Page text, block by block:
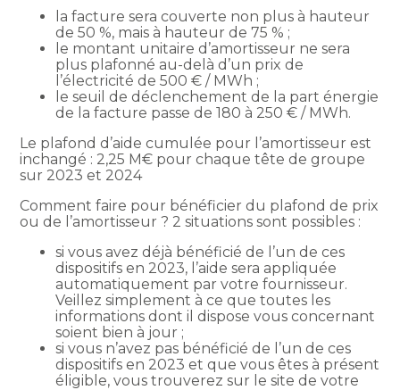
la facture sera couverte non plus à hauteur
de 50 %, mais à hauteur de 75 % ;
le montant unitaire d’amortisseur ne sera
plus plafonné au-delà d’un prix de
l’électricité de 500 € / MWh ;
le seuil de déclenchement de la part énergie
de la facture passe de 180 à 250 € / MWh.
Le plafond d’aide cumulée pour l’amortisseur est
inchangé : 2,25 M€ pour chaque tête de groupe
sur 2023 et 2024
Comment faire pour bénéficier du plafond de prix
ou de l’amortisseur ? 2 situations sont possibles :
si vous avez déjà bénéficié de l’un de ces
dispositifs en 2023, l’aide sera appliquée
automatiquement par votre fournisseur.
Veillez simplement à ce que toutes les
informations dont il dispose vous concernant
soient bien à jour ;
si vous n’avez pas bénéficié de l’un de ces
dispositifs en 2023 et que vous êtes à présent
éligible, vous trouverez sur le site de votre